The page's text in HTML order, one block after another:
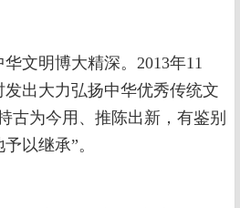
文明博大精深。2013年11
出大力弘扬中华优秀传统文
古为今用、推陈出新，有鉴别
以继承”。